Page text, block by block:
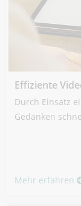
Effiziente
Durch Einsatz
Gedanken
Mehr erfahren